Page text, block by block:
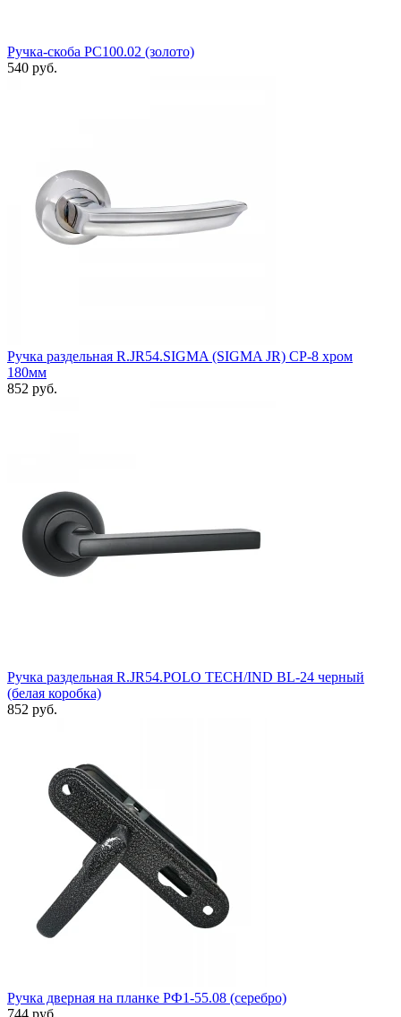
Ручка-скоба РС100.02 (золото)
540 руб.
Ручка раздельная R.JR54.SIGMA (SIGMA JR) CP-8 хром
180мм
852 руб.
Ручка раздельная R.JR54.POLO TECH/IND BL-24 черный
(белая коробка)
852 руб.
Ручка дверная на планке РФ1-55.08 (серебро)
744 руб.